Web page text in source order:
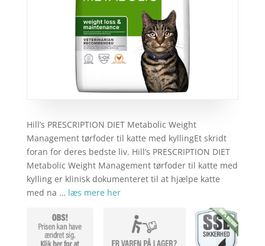
Hill’s PRESCRIPTION DIET Metabolic Weight
Management tørfoder til katte med kyllingEt skridt
foran for deres bedste liv. Hill’s PRESCRIPTION DIET
Metabolic Weight Management tørfoder til katte med
kylling er klinisk dokumenteret til at hjælpe katte
med na … læs mere her